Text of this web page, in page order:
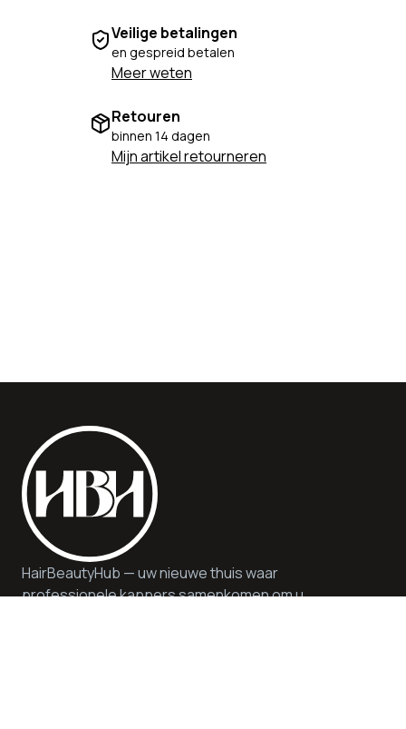
Veilige betalingen
en gespreid betalen
Meer weten
Retouren
binnen 14 dagen
Mijn artikel retourneren
HairBeautyHub — uw nieuwe thuis waar
professionele kappers samenkomen om u